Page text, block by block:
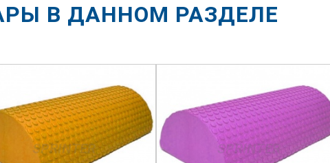
В ДАННОМ РАЗДЕЛЕ
SPRINTER SPRINTER